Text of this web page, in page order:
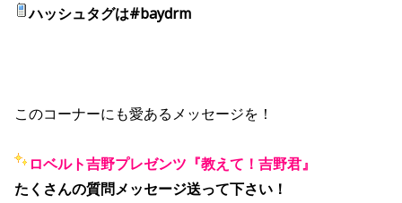
ハッシュタグは#baydrm
このコーナーにも愛あるメッセージを！
ロベルト吉野プレゼンツ『教えて！吉野君』
たくさんの質問メッセージ送って下さい！